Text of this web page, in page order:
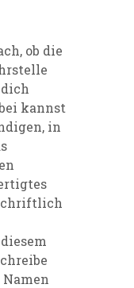
ob die
kannst
in